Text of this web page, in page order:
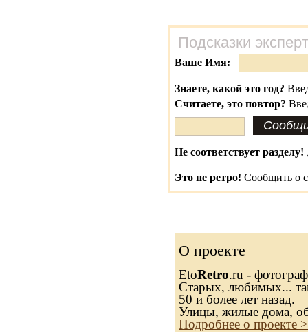
Подсказки
Ваше Имя:
Знаете, какой это год?
Считаете, это повтор?
Не соответствует разделу!
Это не ретро! Сообщить о
О проекте
EtoRetro.ru -
Старых, любимых...
50 и более лет назад.
Улицы, жилые дома,
Подробнее о проекте